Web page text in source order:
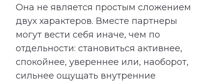
Она не является простым сложением
двух характеров. Вместе партнеры
могут вести себя иначе, чем по
отдельности: становиться активнее,
спокойнее, увереннее или, наоборот,
сильнее ощущать внутренние